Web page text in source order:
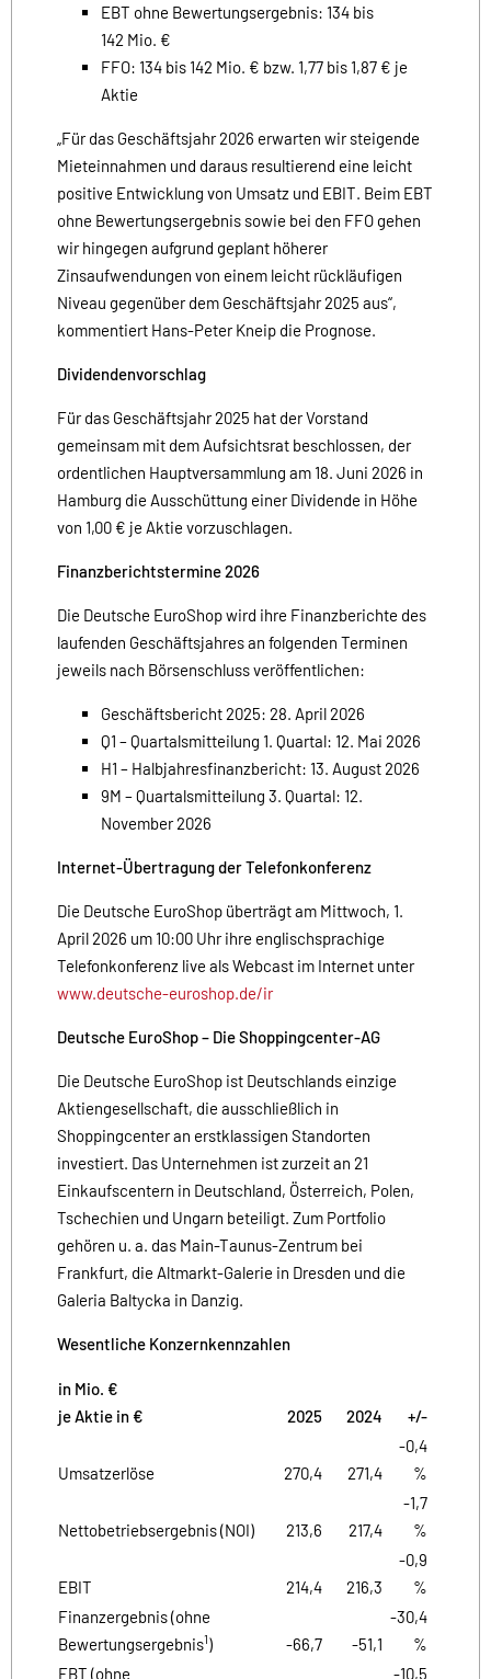
EBT ohne Bewertungsergebnis: 134 bis
142 Mio. €
FFO: 134 bis 142 Mio. € bzw. 1,77 bis 1,87 € je
Aktie
„Für das Geschäftsjahr 2026 erwarten wir steigende
Mieteinnahmen und daraus resultierend eine leicht
positive Entwicklung von Umsatz und EBIT. Beim EBT
ohne Bewertungsergebnis sowie bei den FFO gehen
wir hingegen aufgrund geplant höherer
Zinsaufwendungen von einem leicht rückläufigen
Niveau gegenüber dem Geschäftsjahr 2025 aus“,
kommentiert Hans-Peter Kneip die Prognose.
Dividendenvorschlag
Für das Geschäftsjahr 2025 hat der Vorstand
gemeinsam mit dem Aufsichtsrat beschlossen, der
ordentlichen Hauptversammlung am 18. Juni 2026 in
Hamburg die Ausschüttung einer Dividende in Höhe
von 1,00 € je Aktie vorzuschlagen.
Finanzberichtstermine 2026
Die Deutsche EuroShop wird ihre Finanzberichte des
laufenden Geschäftsjahres an folgenden Terminen
jeweils nach Börsenschluss veröffentlichen:
Geschäftsbericht 2025: 28. April 2026
Q1 – Quartalsmitteilung 1. Quartal: 12. Mai 2026
H1 – Halbjahresfinanzbericht: 13. August 2026
9M – Quartalsmitteilung 3. Quartal: 12.
November 2026
Internet-Übertragung der Telefonkonferenz
Die Deutsche EuroShop überträgt am Mittwoch, 1.
April 2026 um 10:00 Uhr ihre englischsprachige
Telefonkonferenz live als Webcast im Internet unter
www.deutsche-euroshop.de/ir
Deutsche EuroShop – Die Shoppingcenter-AG
Die Deutsche EuroShop ist Deutschlands einzige
Aktiengesellschaft, die ausschließlich in
Shoppingcenter an erstklassigen Standorten
investiert. Das Unternehmen ist zurzeit an 21
Einkaufscentern in Deutschland, Österreich, Polen,
Tschechien und Ungarn beteiligt. Zum Portfolio
gehören u. a. das Main-Taunus-Zentrum bei
Frankfurt, die Altmarkt-Galerie in Dresden und die
Galeria Baltycka in Danzig.
Wesentliche Konzernkennzahlen
in Mio. €
je Aktie in €
2025 2024 +/-
Umsatzerlöse 270,4 271,4
-0,4
%
Nettobetriebsergebnis (NOI) 213,6 217,4
-1,7
%
EBIT 214,4 216,3
-0,9
%
Finanzergebnis (ohne
Bewertungsergebnis1) -66,7 -51,1
-30,4
%
EBT (ohne
-10,5